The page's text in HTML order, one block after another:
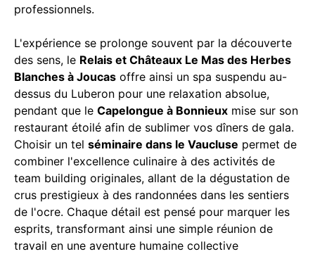
professionnels.
L'expérience se prolonge souvent par la découverte
des sens, le Relais et Châteaux Le Mas des Herbes
Blanches à Joucas offre ainsi un spa suspendu au-
dessus du Luberon pour une relaxation absolue,
pendant que le Capelongue à Bonnieux mise sur son
restaurant étoilé afin de sublimer vos dîners de gala.
Choisir un tel séminaire dans le Vaucluse permet de
combiner l'excellence culinaire à des activités de
team building originales, allant de la dégustation de
crus prestigieux à des randonnées dans les sentiers
de l'ocre. Chaque détail est pensé pour marquer les
esprits, transformant ainsi une simple réunion de
travail en une aventure humaine collective